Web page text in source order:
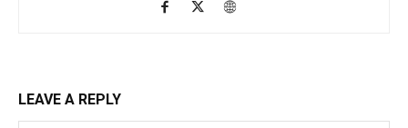
LEAVE A REPLY